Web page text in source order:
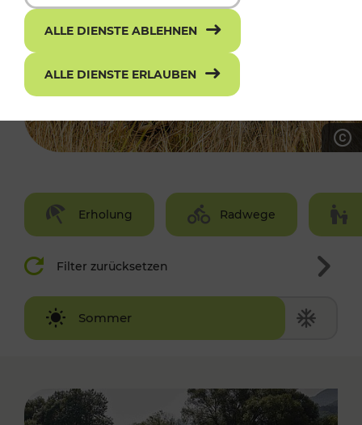
Erholung Radwege
Filter zurücksetzen
Sommer
Winter
ALLE DIENSTE ABLEHNEN
ALLE DIENSTE ERLAUBEN